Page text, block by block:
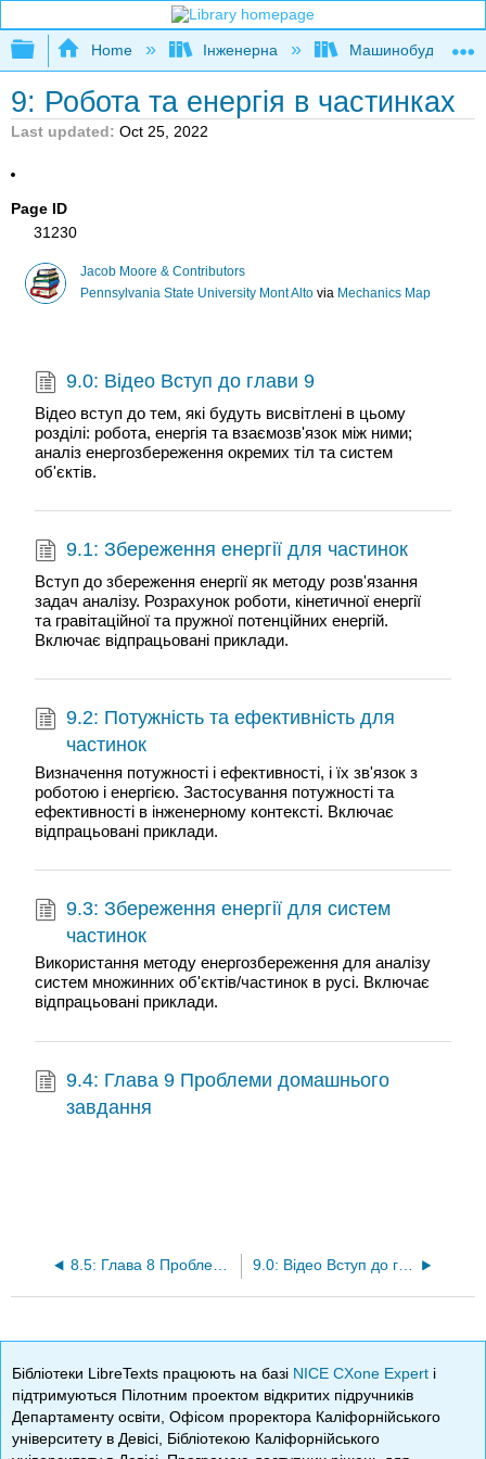
Expand/collapse global hierarchy
Home Інженерна
9: Робота та енергія в частинках
Last updated Oct 25, 2022
Page ID
31230
Jacob Moore & Contributors
Pennsylvania State University Mont Altovia Mechanics Map
9.0: Відео Вступ до глави 9
Відео вступ до тем, які будуть висвітлені в цьому
розділі: робота, енергія та взаємозв'язок між ними;
аналіз енергозбереження окремих тіл та систем
об'єктів.
9.1: Збереження енергії для частинок
Вступ до збереження енергії як методу розв'язання
задач аналізу. Розрахунок роботи, кінетичної енергії
та гравітаційної та пружної потенційних енергій.
Включає відпрацьовані приклади.
9.2: Потужність та ефективність для
частинок
Визначення потужності і ефективності, і їх зв'язок з
роботою і енергією. Застосування потужності та
ефективності в інженерному контексті. Включає
відпрацьовані приклади.
9.3: Збереження енергії для систем
частинок
Використання методу енергозбереження для аналізу
систем множинних об'єктів/частинок в русі. Включає
відпрацьовані приклади.
9.4: Глава 9 Проблеми домашнього
завдання
8.5: Глава 8 Проблеми домашнього завдання 9.0: Відео Вступ до глави 9
Бібліотеки LibreTexts працюють на базі NICE CXone Expert і
підтримуються Пілотним проектом відкритих підручників
Департаменту освіти, Офісом проректора Каліфорнійського
університету в Девісі, Бібліотекою Каліфорнійського